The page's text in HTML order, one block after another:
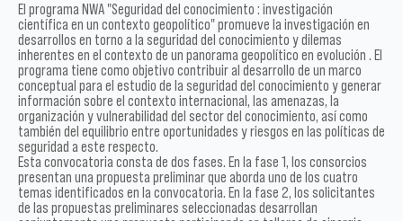
El programa NWA "Seguridad del conocimiento : investigación
científica en un contexto geopolítico" promueve la investigación en
desarrollos en torno a la seguridad del conocimiento y dilemas
inherentes en el contexto de un panorama geopolítico en evolución . El
programa tiene como objetivo contribuir al desarrollo de un marco
conceptual para el estudio de la seguridad del conocimiento y generar
información sobre el contexto internacional, las amenazas, la
organización y vulnerabilidad del sector del conocimiento, así como
también del equilibrio entre oportunidades y riesgos en las políticas de
seguridad a este respecto.
Esta convocatoria consta de dos fases. En la fase 1, los consorcios
presentan una propuesta preliminar que aborda uno de los cuatro
temas identificados en la convocatoria. En la fase 2, los solicitantes
de las propuestas preliminares seleccionadas desarrollan